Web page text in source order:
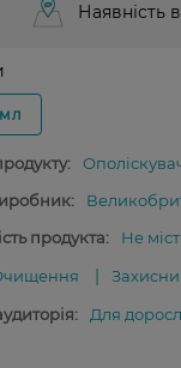
Наявність
продукта:
Не
Для